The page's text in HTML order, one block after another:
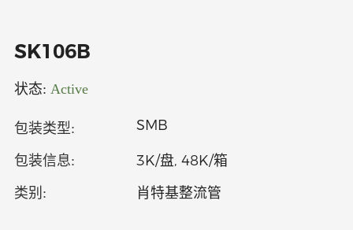
关于
语言
SK106B
状态: Active
包装类型: SMB
包装信息: 3K/盘, 48K/箱
类别: 肖特基整流管